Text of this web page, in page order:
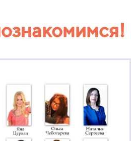
я!